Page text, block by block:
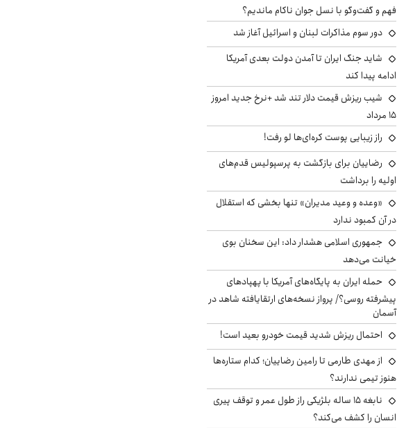
فهم و گفت‌وگو با نسل جوان ناکام ماندیم؟
دور سوم مذاکرات لبنان و اسرائیل آغاز شد
شاید جنگ ایران تا آمدن دولت بعدی آمریکا
ادامه پیدا کند
شیب ریزش قیمت دلار تند شد +نرخ جدید امروز
۱۵ مرداد
راز زیبایی پوست کره‌ای‌ها لو رفت!
رضاییان برای بازگشت به پرسپولیس قدم‌های
اولیه را برداشت
«وعده و وعید مدیران» تنها بخشی که استقلال
در آن کمبود ندارد
جمهوری اسلامی هشدار داد: این سخنان بوی
خیانت می‌دهد
حمله ایران به پایگاه‌های آمریکا با پهپادهای
پیشرفته روسی؟/ پرواز نسخه‌های ارتقایافته شاهد در
آسمان
احتمال ریزش شدید قیمت خودرو بعید است!
از مهدی طارمی تا رامین رضاییان؛ کدام ستاره‌ها
هنوز تیمی ندارند؟
نابغه ۱۵ ساله بلژیکی راز طول عمر و توقف پیری
انسان را کشف می‌کند؟